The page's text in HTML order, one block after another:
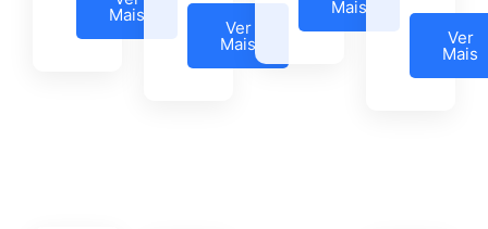
Mais
Ver
Mais
Mais
Ver
Mais